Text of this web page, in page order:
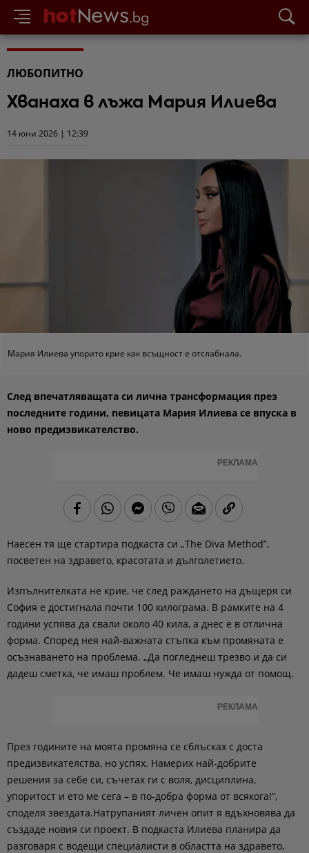
ЛЮБОПИТНО
Хванаха в лъжа Мария Илиева
14 юни 2026 | 12:39
Мария Илиева упорито крие как всъщност е отслабнала.
След впечатляващата си лична трансформация през
последните години, певицата Мария Илиева се впуска в
ново предизвикателство.
РЕКЛАМА
Наесен тя ще стартира подкаста си „The Diva Method”,
посветен на здравето, красотата и дълголетието.
Изпълнителката не крие, че след раждането на дъщеря си
София е достигнала почти 100 килограма. В рамките на 4
години успява да свали около 40 кила, а днес е в отлична
форма. Според нея най-важната стъпка към промяната е
осъзнаването на проблема. „Да погледнеш трезво и да си
дадеш сметка, че имаш проблем. Че имаш нужда от помощ.
РЕКЛАМА
През годините на моята промяна се сблъсках с доста
предизвикателства, но успях. Намерих най-добрите
решения за себе си, съчетах ги с воля, дисциплина,
упоритост и ето ме сега – в по-добра форма от всякога!”,
споделя звездата.Натрупаният личен опит я вдъхновява да
създаде новия си проект. В подкаста Илиева планира да
разговаря с водещи специалисти в областта на здравето,